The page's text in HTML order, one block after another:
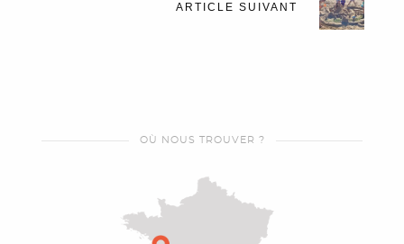
ARTICLE SUIVANT
OÙ NOUS TROUVER ?